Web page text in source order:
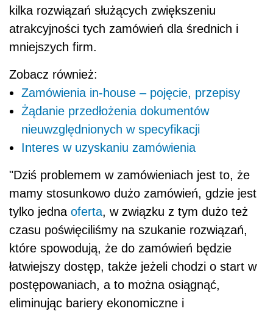
kilka rozwiązań służących zwiększeniu
atrakcyjności tych zamówień dla średnich i
mniejszych firm.
Zobacz również:
Zamówienia in-house – pojęcie, przepisy
Żądanie przedłożenia dokumentów
nieuwzględnionych w specyfikacji
Interes w uzyskaniu zamówienia
"Dziś problemem w zamówieniach jest to, że
mamy stosunkowo dużo zamówień, gdzie jest
tylko jedna oferta, w związku z tym dużo też
czasu poświęciliśmy na szukanie rozwiązań,
które spowodują, że do zamówień będzie
łatwiejszy dostęp, także jeżeli chodzi o start w
postępowaniach, a to można osiągnąć,
eliminując bariery ekonomiczne i